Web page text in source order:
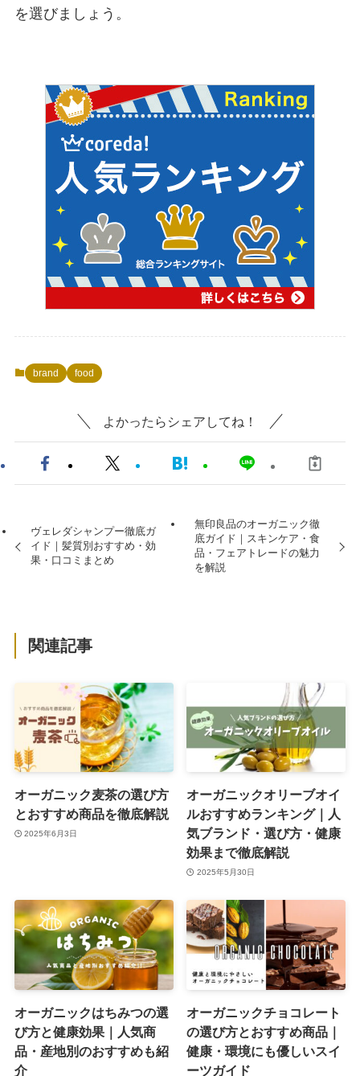
を選びましょう。
brand food
よかったらシェアしてね！
ヴェレダシャンプー徹底ガ
イド｜髪質別おすすめ・効
果・口コミまとめ
無印良品のオーガニック徹
底ガイド｜スキンケア・食
品・フェアトレードの魅力
を解説
関連記事
オーガニック麦茶の選び方
とおすすめ商品を徹底解説
2025年6月3日
オーガニックオリーブオイ
ルおすすめランキング｜人
気ブランド・選び方・健康
効果まで徹底解説
2025年5月30日
オーガニックはちみつの選
び方と健康効果｜人気商
品・産地別のおすすめも紹
介
オーガニックチョコレート
の選び方とおすすめ商品｜
健康・環境にも優しいスイ
ーツガイド